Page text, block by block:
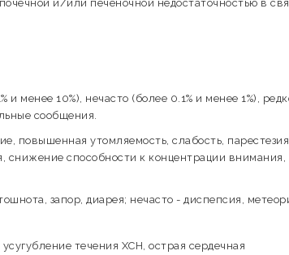
и/или печеночной недостаточностью в
и менее 10%), нечасто (более 0.1% и менее 1%),
сообщения.
повышенная утомляемость, слабость,
снижение способности к концентрации внимания,
запор, диарея; нечасто - диспепсия,
течения ХСН, острая сердечная